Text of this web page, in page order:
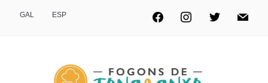
GAL ESP